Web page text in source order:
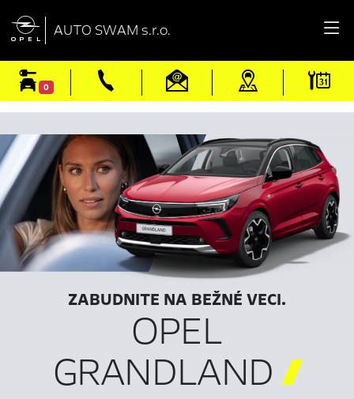
 AUTO SWAM s.r.o.
0
ZABUDNITE NA BEŽNÉ VECI.
OPEL
GRANDLAND